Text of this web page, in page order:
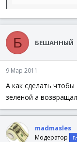
WEnd
Б БЕШАННЫЙ
9 Мар 2011
А как сделать чтобы
зеленой а
madmasles
Модератор